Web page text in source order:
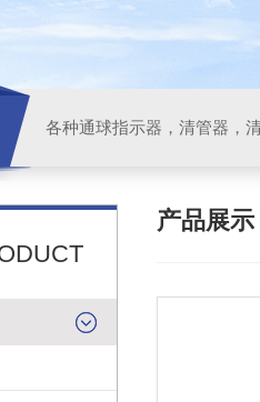
各种通球指示器，清管器，
产品展示